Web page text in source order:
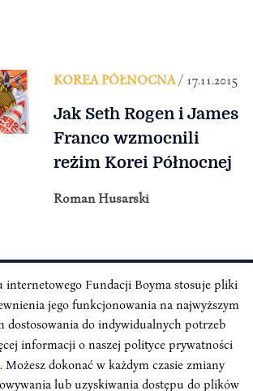
KOREA PÓŁNOCNA/ 17.11.2015
Jak Seth Rogen i James
Franco wzmocnili
reżim Korei Północnej
Roman Husarski
BOYMA / Asian Century
ul. Freta 11/5, 00-027 Warszawa
w mediach społecznościowych:
internetowego Fundacji Boyma stosuje pliki
jego funkcjonowania na najwyższym
dostosowania do indywidualnych potrzeb
informacji o naszej polityce prywatności
. Możesz dokonać w każdym czasie zmiany
lub uzyskiwania dostępu do plików